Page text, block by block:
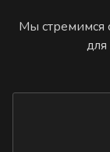
Мы стремимся
для